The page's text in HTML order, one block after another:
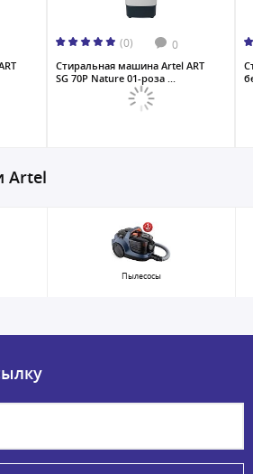
(0) 0
Стиральная машина Artel ART
SG 70P Nature 01-роза ...
Artel
Пылесосы